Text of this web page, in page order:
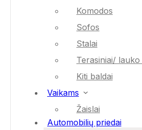
Komodos
Sofos
Stalai
Terasiniai/ lauko
Kiti baldai
Vaikams
Žaislai
Automobilių priedai